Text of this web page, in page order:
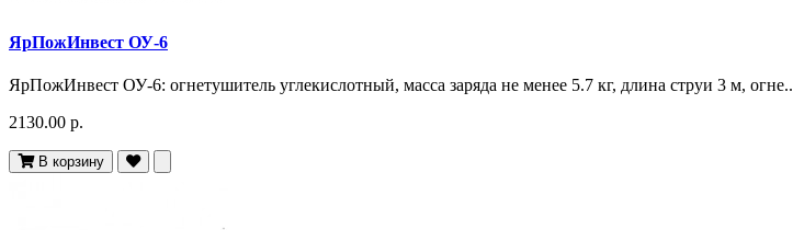
ЯрПожИнвест ОУ-6
ЯрПожИнвест ОУ-6: огнетушитель углекислотный, масса заряда не менее 5.7 кг, длина струи 3 м, огне..
2130.00 р.
В корзину